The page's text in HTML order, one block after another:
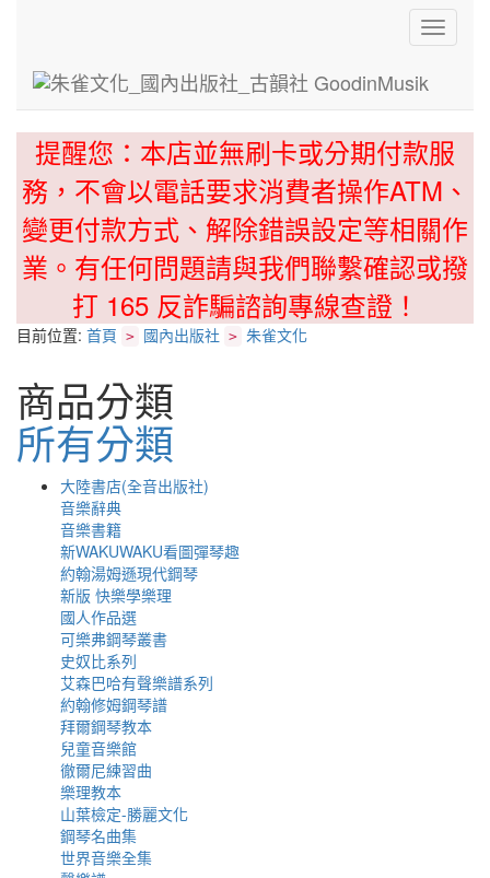
Toggle
提醒您：本店並無刷卡或分期付款服
務，不會以電話要求消費者操作ATM、
變更付款方式、解除錯誤設定等相關作
業。有任何問題請與我們聯繫確認或撥
打 165 反詐騙諮詢專線查證！
目前位置: 首頁 > 國內出版社 > 朱雀文化
商品分類
所有分類
大陸書店(全音出版社)
音樂辭典
音樂書籍
新WAKUWAKU看圖彈琴趣
約翰湯姆遜現代鋼琴
新版 快樂學樂理
國人作品選
可樂弗鋼琴叢書
史奴比系列
艾森巴哈有聲樂譜系列
約翰修姆鋼琴譜
拜爾鋼琴教本
兒童音樂館
徹爾尼練習曲
樂理教本
山葉檢定-勝麗文化
鋼琴名曲集
世界音樂全集